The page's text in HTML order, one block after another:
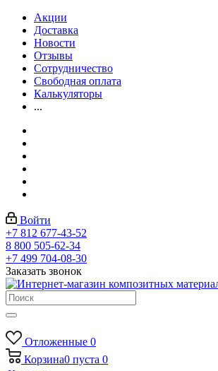
Акции
Доставка
Новости
Отзывы
Сотрудничество
Свободная оплата
Калькуляторы
...
Войти
+7 812 677-43-52
8 800 505-62-34
+7 499 704-08-30
Заказать звонок
Отложенные 0
Корзина0 пуста 0